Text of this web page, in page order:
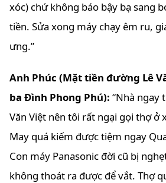
xóc) chứ không báo bậy bạ sang
tiền. Sửa xong máy chạy êm ru,
ưng.”
Anh Phúc (Mặt tiền đường Lê
ba Đình Phong Phú): “Nhà ngay
Văn Việt nên tôi rất ngại gọi thợ ở
May quá kiếm được tiệm ngay
Con máy Panasonic đời cũ bị
không thoát ra được để vắt. Thợ